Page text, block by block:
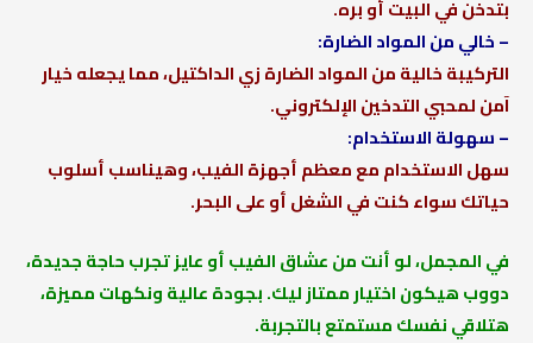
بتدخن في البيت أو بره.
– خالي من المواد الضارة:
التركيبة خالية من المواد الضارة زي الداكتيل، مما يجعله خيار
آمن لمحبي التدخين الإلكتروني.
– سهولة الاستخدام:
سهل الاستخدام مع معظم أجهزة الفيب، وهيناسب أسلوب
حياتك سواء كنت في الشغل أو على البحر.
في المجمل، لو أنت من عشاق الفيب أو عايز تجرب حاجة جديدة،
دووب هيكون اختيار ممتاز ليك. بجودة عالية ونكهات مميزة،
هتلاقي نفسك مستمتع بالتجربة.